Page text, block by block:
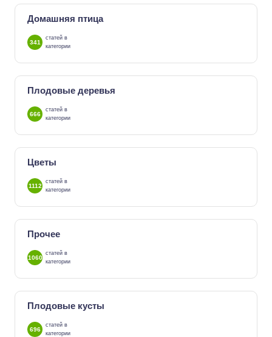
Домашняя птица
341
статей в
категории
Плодовые деревья
666
статей в
категории
Цветы
1112
статей в
категории
Прочее
1060
статей в
категории
Плодовые кусты
696
статей в
категории